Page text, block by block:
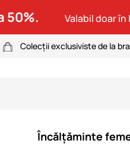
50%. Valabil doar
Colecții exclusiviste de la
Încălțăminte